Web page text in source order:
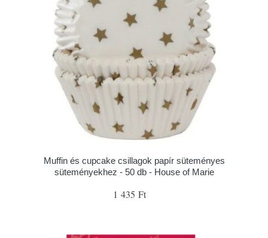
Muffin és cupcake csillagok papír süteményes
süteményekhez - 50 db - House of Marie
1 435 Ft